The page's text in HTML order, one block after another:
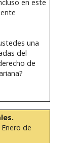
en este
una
del
de
de